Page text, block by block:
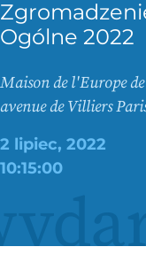
Ogólne 2022
Maison de l'Europe
avenue de Villiers
2 lipiec, 2022
10:15:00